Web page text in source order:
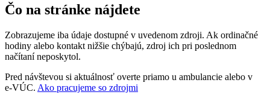
Čo na stránke nájdete
Zobrazujeme iba údaje dostupné v uvedenom zdroji. Ak ordinačné
hodiny alebo kontakt nižšie chýbajú, zdroj ich pri poslednom
načítaní neposkytol.
Pred návštevou si aktuálnosť overte priamo u ambulancie alebo v
e‑VÚC. Ako pracujeme so zdrojmi